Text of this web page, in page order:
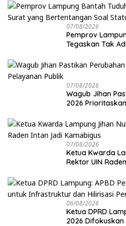
07/08/2026
Pemprov
Tegaskan Tak
07/08/2026
Wagub Jihan
2026
07/08/2026
Ketua Kwarda
Rektor UIN
06/08/2026
Ketua DPRD
2026